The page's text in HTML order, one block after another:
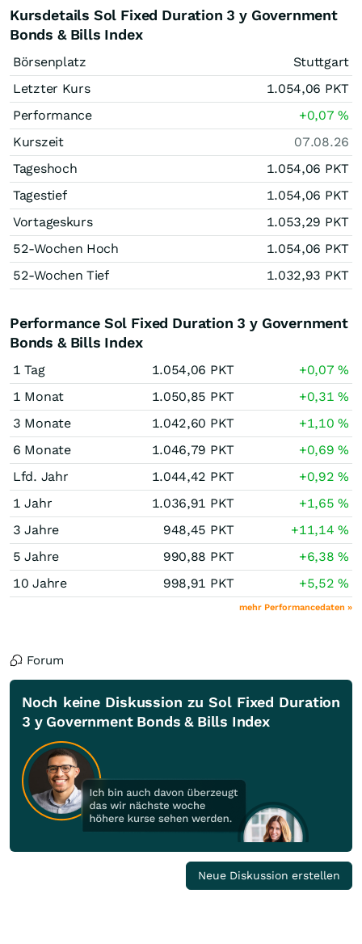
Kursdetails Sol Fixed Duration 3 y Government
Bonds & Bills Index
Börsenplatz
Stuttgart
Letzter Kurs
1.054,06 PKT
Performance
+0,07%
Kurszeit
07.08.26
Tageshoch
1.054,06 PKT
Tagestief
1.054,06 PKT
Vortageskurs
1.053,29 PKT
52-Wochen Hoch
1.054,06 PKT
52-Wochen Tief
1.032,93 PKT
Performance Sol Fixed Duration 3 y Government
Bonds & Bills Index
1 Tag 1.054,06 PKT +0,07%
1 Monat
1.050,85 PKT +0,31%
3 Monate
1.042,60 PKT +1,10%
6 Monate
1.046,79 PKT +0,69%
Lfd. Jahr
1.044,42 PKT +0,92%
1 Jahr
1.036,91 PKT +1,65%
3 Jahre
948,45 PKT +11,14%
5 Jahre
990,88 PKT +6,38%
10 Jahre
998,91 PKT +5,52%
mehr Performancedaten »
Forum
Noch keine Diskussion zu Sol Fixed Duration
3 y Government Bonds & Bills Index
Neue Diskussion erstellen